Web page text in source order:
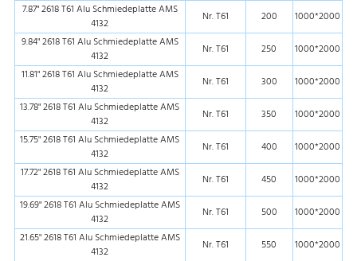
7.87" 2618 T61 Alu Schmiedeplatte AMS
4132
Nr. T61 200
1000*2000
9.84" 2618 T61 Alu Schmiedeplatte AMS
4132
Nr. T61 250
1000*2000
11.81" 2618 T61 Alu Schmiedeplatte AMS
4132
Nr. T61 300
1000*2000
13.78" 2618 T61 Alu Schmiedeplatte AMS
4132
Nr. T61 350
1000*2000
15.75" 2618 T61 Alu Schmiedeplatte AMS
4132
Nr. T61 400
1000*2000
17.72" 2618 T61 Alu Schmiedeplatte AMS
4132
Nr. T61 450
1000*2000
19.69" 2618 T61 Alu Schmiedeplatte AMS
4132
Nr. T61 500
1000*2000
21.65" 2618 T61 Alu Schmiedeplatte AMS
4132
Nr. T61 550
1000*2000